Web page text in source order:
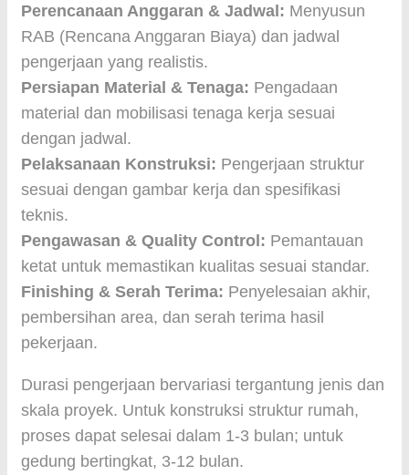
Perencanaan Anggaran & Jadwal: Menyusun
RAB (Rencana Anggaran Biaya) dan jadwal
pengerjaan yang realistis.
Persiapan Material & Tenaga: Pengadaan
material dan mobilisasi tenaga kerja sesuai
dengan jadwal.
Pelaksanaan Konstruksi: Pengerjaan struktur
sesuai dengan gambar kerja dan spesifikasi
teknis.
Pengawasan & Quality Control: Pemantauan
ketat untuk memastikan kualitas sesuai standar.
Finishing & Serah Terima: Penyelesaian akhir,
pembersihan area, dan serah terima hasil
pekerjaan.
Durasi pengerjaan bervariasi tergantung jenis dan
skala proyek. Untuk konstruksi struktur rumah,
proses dapat selesai dalam 1-3 bulan; untuk
gedung bertingkat, 3-12 bulan.